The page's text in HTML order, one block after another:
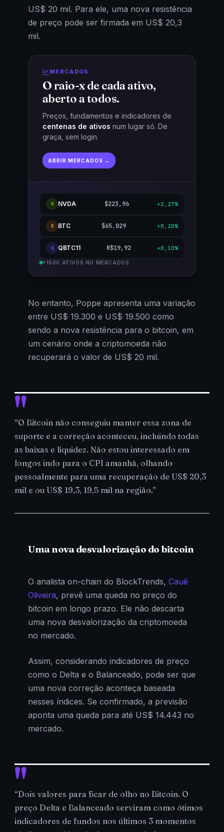
US$ 20 mil. Para ele, uma nova resistência
de preço pode ser firmada em US$ 20,3
mil.
MERCADOS
O raio-x de cada ativo,
aberto a todos.
Preços, fundamentos e indicadores de
centenas de ativos num lugar só. De
graça, sem login.
ABRIR MERCADOS →
N NVDA $223,96 +2,27%
B BTC $65.029 +0,20%
Q QBTC11 R$19,92 +0,10%
+1500 ATIVOS NO MERCADOS
No entanto, Poppe apresenta uma variação
entre US$ 19.300 e US$ 19.500 como
sendo a nova resistência para o bitcoin, em
um cenário onde a criptomoeda não
recuperará o valor de US$ 20 mil.
“O Bitcoin não conseguiu manter essa zona de
suporte e a correção aconteceu, incluindo todas
as baixas e liquidez. Não estou interessado em
longos indo para o CPI amanhã, olhando
pessoalmente para uma recuperação de US$ 20,3
mil e ou US$ 19,3, 19,5 mil na região.”
Uma nova desvalorização do bitcoin
O analista on-chain do BlockTrends, Cauê
Oliveira, prevê uma queda no preço do
bitcoin em longo prazo. Ele não descarta
uma nova desvalorização da criptomoeda
no mercado.
Assim, considerando indicadores de preço
como o Delta e o Balanceado, pode ser que
uma nova correção aconteça baseada
nesses índices. Se confirmado, a previsão
aponta uma queda para até US$ 14.443 no
mercado.
“Dois valores para ficar de olho no Bitcoin. O
preço Delta e Balanceado serviram como ótimos
indicadores de fundos nos últimos 3 momentos